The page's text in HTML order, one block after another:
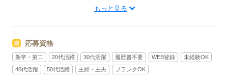
軽いものをメインに扱うので
体への負担は少なめ。
作業は同じことを繰り返し行うので
未経験からでもすぐにできるようになりますよ。
もっと見る
応募資格
新卒・第二 20代活躍 30代活躍 履歴書不要 WEB登録
未経験OK
40代活躍
50代活躍 主婦・主夫 ブランクOK